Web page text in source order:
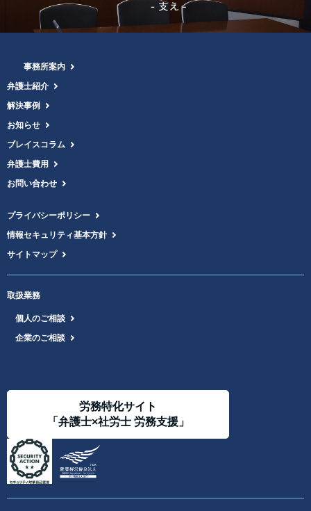
事務所案内
弁護士紹介
解決事例
お知らせ
ブレイスコラム
弁護士費用
お問い合わせ
プライバシーポリシー
情報セキュリティ基本方針
サイトマップ
取扱業務
個人のご相談
企業のご相談
労務特化サイト
「弁護士×社労士 労務支援」